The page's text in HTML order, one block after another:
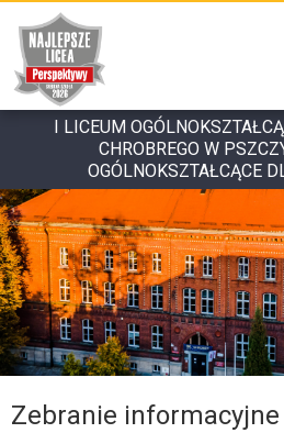
I LICEUM
CHROBREGO W
OGÓLNOKSZTAŁCĄCE
Zebranie